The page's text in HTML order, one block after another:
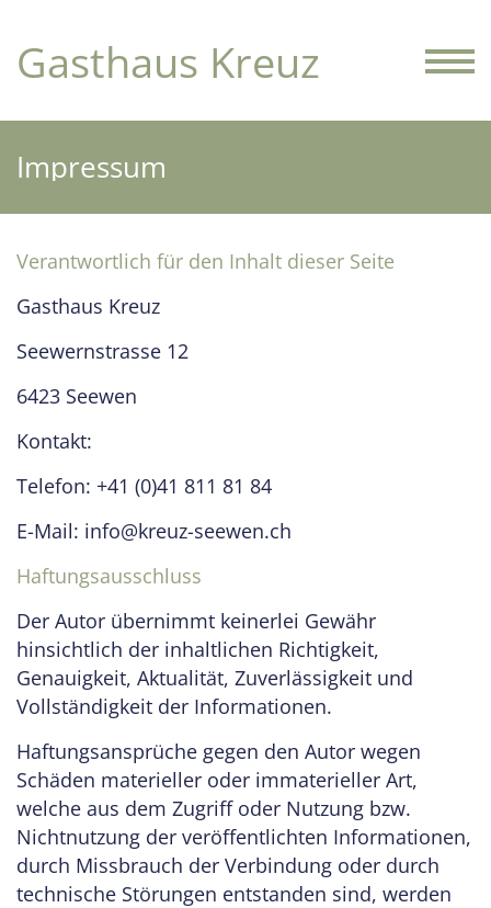
Gasthaus Kreuz
Impressum
Verantwortlich für den Inhalt dieser Seite
Gasthaus Kreuz
Seewernstrasse 12
6423 Seewen
Kontakt:
Telefon: +41 (0)41 811 81 84
E-Mail: info@kreuz-seewen.ch
Haftungsausschluss
Der Autor übernimmt keinerlei Gewähr
hinsichtlich der inhaltlichen Richtigkeit,
Genauigkeit, Aktualität, Zuverlässigkeit und
Vollständigkeit der Informationen.
Haftungsansprüche gegen den Autor wegen
Schäden materieller oder immaterieller Art,
welche aus dem Zugriff oder Nutzung bzw.
Nichtnutzung der veröffentlichten Informationen,
durch Missbrauch der Verbindung oder durch
technische Störungen entstanden sind, werden